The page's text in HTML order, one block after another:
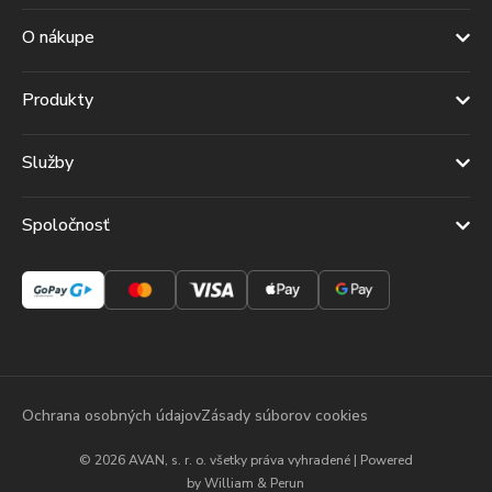
O nákupe
Produkty
Služby
Spoločnosť
© 2026 AVAN, s. r. o. všetky práva vyhradené | Powered
byWilliam & Perun
Ochrana osobných údajovZásady súborov cookies